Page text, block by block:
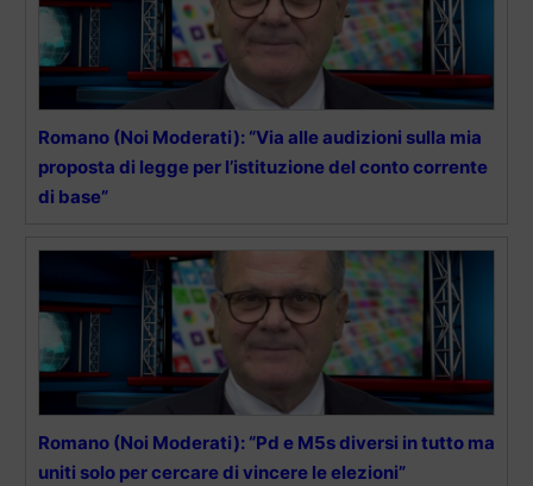
Romano (Noi Moderati): “Via alle audizioni sulla mia
proposta di legge per l’istituzione del conto corrente
di base”
Romano (Noi Moderati): “Pd e M5s diversi in tutto ma
uniti solo per cercare di vincere le elezioni”